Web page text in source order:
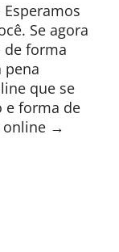
Se agora
de forma
pena
que se
e forma de
online →